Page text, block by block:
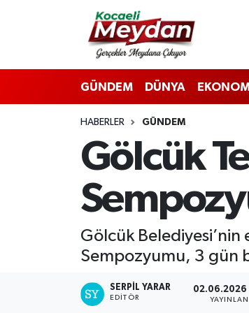
GÜNDEM DÜNYA
HABERLER GÜNDEM
Gölcük
Gölcük Belediyesi’nin
Sempozyumu, 3 gün
SERPİL YARAR
EDITÖR
02.06.2026
Nöbetçi Eczaneler
Hava Durumu
Trafik Durumu
Süper Lig Puan Durumu ve Fikstür
Tüm Manşetler
Son Dakika Haberleri